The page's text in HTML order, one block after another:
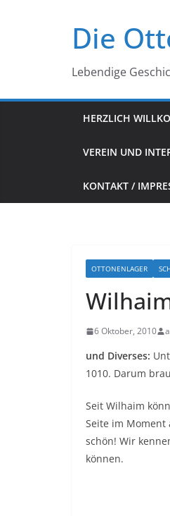
Die
Lebendige
HERZLICH
VEREIN UND
KONTAKT /
OTTONENLAGER
6 Oktober, 2010
und Diverses:
1010. Darum
Seit Wilhaim
Seite im Moment
schön! Wir
können.